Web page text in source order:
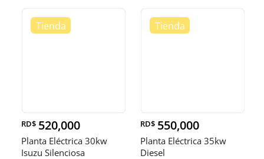
RD$ 520,000
Planta Eléctrica 30kw
Isuzu Silenciosa
RD$ 550,000
Planta Eléctrica 35kw
Diesel